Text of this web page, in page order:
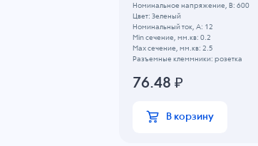
Номинальное напряжение, B: 600
Цвет: Зеленый
Номинальный ток, А: 12
Min сечение, мм.кв: 0.2
Max сечение, мм.кв: 2.5
Разъемные клеммники: розетка
76.48 ₽
В корзину